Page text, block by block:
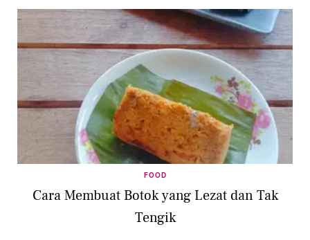
FOOD
Cara Membuat Botok yang Lezat dan Tak
Tengik